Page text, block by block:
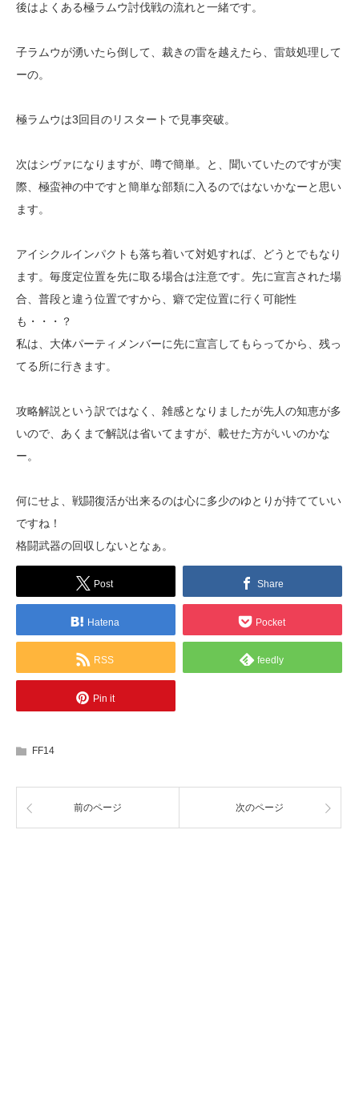
後はよくある極ラムウ討伐戦の流れと一緒です。
子ラムウが湧いたら倒して、裁きの雷を越えたら、雷鼓処理して
ーの。
極ラムウは3回目のリスタートで見事突破。
次はシヴァになりますが、噂で簡単。と、聞いていたのですが実
際、極蛮神の中ですと簡単な部類に入るのではないかなーと思い
ます。
アイシクルインパクトも落ち着いて対処すれば、どうとでもなり
ます。毎度定位置を先に取る場合は注意です。先に宣言された場
合、普段と違う位置ですから、癖で定位置に行く可能性
も・・・？
私は、大体パーティメンバーに先に宣言してもらってから、残っ
てる所に行きます。
攻略解説という訳ではなく、雑感となりましたが先人の知恵が多
いので、あくまで解説は省いてますが、載せた方がいいのかな
ー。
何にせよ、戦闘復活が出来るのは心に多少のゆとりが持てていい
ですね！
格闘武器の回収しないとなぁ。
Post Share
Hatena Pocket
RSS feedly
Pin it
FF14
前のページ 次のページ